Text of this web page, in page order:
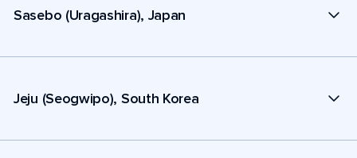
Sasebo (Uragashira), Japan
Jeju (Seogwipo), South Korea